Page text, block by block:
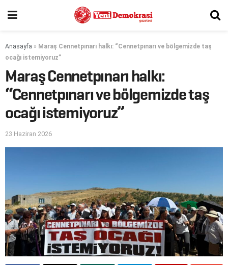
Anasayfa » Maraş Cennetpınarı halkı: “Cennetpınarı ve bölgemizde taş
ocağı istemiyoruz”
Maraş Cennetpınarı halkı:
“Cennetpınarı ve bölgemizde taş
ocağı istemiyoruz”
23 Haziran 2026